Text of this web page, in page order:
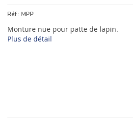
Réf : MPP
Monture nue pour patte de lapin.
Plus de détail